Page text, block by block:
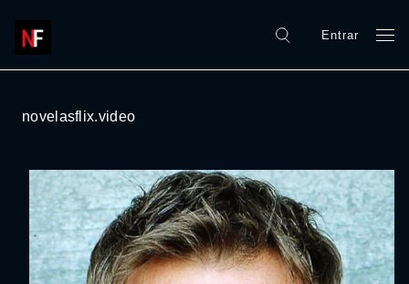
Entrar
novelasflix.video